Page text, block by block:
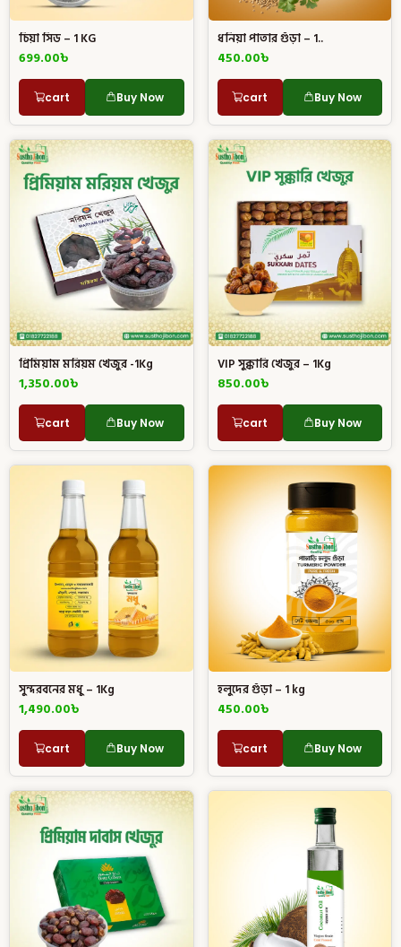
চিয়া সিড – 1 KG
699.00৳
cart Buy Now
ধনিয়া পাতার গুঁড়া – 1..
450.00৳
cart Buy Now
প্রিমিয়াম মরিয়ম খেজুর -1Kg
1,350.00৳
cart Buy Now
VIP সুক্কারি খেজুর – 1Kg
850.00৳
cart Buy Now
সুন্দরবনের মধু – 1Kg
1,490.00৳
cart Buy Now
হলুদের গুঁড়া – 1 kg
450.00৳
cart Buy Now